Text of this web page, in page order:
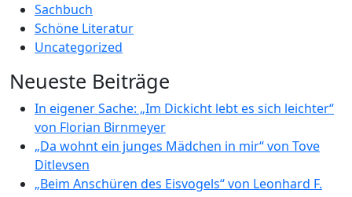
Sachbuch
Schöne Literatur
Uncategorized
Neueste Beiträge
In eigener Sache: „Im Dickicht lebt es sich leichter“
von Florian Birnmeyer
„Da wohnt ein junges Mädchen in mir“ von Tove
Ditlevsen
„Beim Anschüren des Eisvogels“ von Leonhard F.